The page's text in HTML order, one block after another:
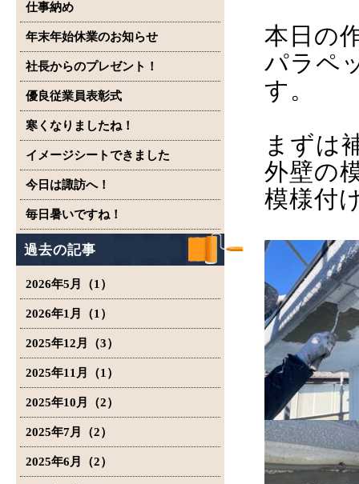
仕事納め
年末年始休業のお知らせ
社長からのプレゼント！
優良従業員表彰式
寒くなりましたね！
イメージシートできました
今日は諏訪へ！
毎日暑いですね！
過去の記事
2026年5月（1）
2026年1月（1）
2025年12月（3）
2025年11月（1）
2025年10月（2）
2025年7月（2）
2025年6月（2）
本日の
パラペ
す。
まずは
外壁の
模様付